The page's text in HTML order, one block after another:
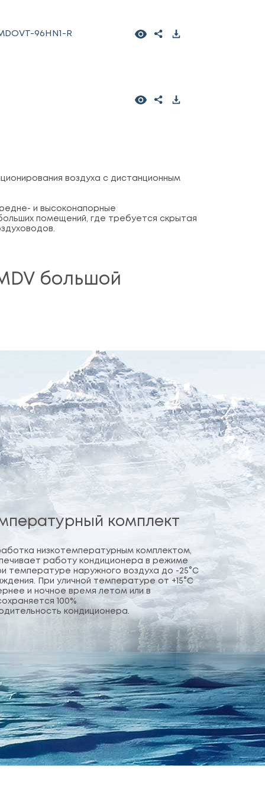
96HN1-R
воздуха с дистанционным
и высоконапорные
помещений, где требуется скрытая
большой
комплект
низкотемпературным комплектом,
работу кондиционера в режиме
температуре наружного воздуха до -25°С
При уличной температуре от +15°С
и ночное время летом или в
100%
кондиционера.